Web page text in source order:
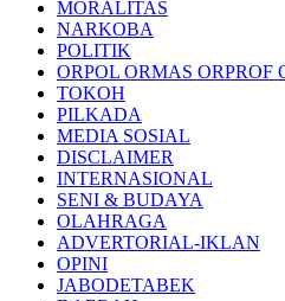
MORALITAS
NARKOBA
POLITIK
ORPOL ORMAS ORPROF
TOKOH
PILKADA
MEDIA SOSIAL
DISCLAIMER
INTERNASIONAL
SENI & BUDAYA
OLAHRAGA
ADVERTORIAL-IKLAN
OPINI
JABODETABEK